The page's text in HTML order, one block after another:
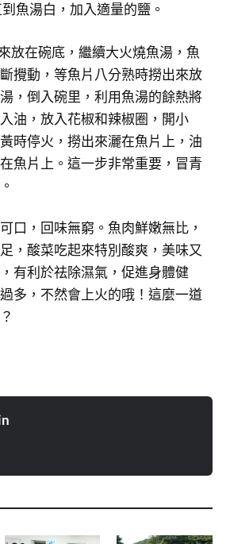
魚湯白，加入適量的鹽。
放在碗底，繼續大火燒魚湯，魚
攪動，等魚片八分熟時撈出來放
，倒入碗里，利用魚湯的餘熱將
油，放入花椒和辣椒圈，開小
時停火，撈出來灑在魚片上，油
魚片上。這一步非常重要，冒青
口，回味無窮。魚肉鮮嫩無比，
，酸菜吃起來特別酸爽，美味又
有利於祛除濕氣，促進身體健
多，不然會上火的哦！這麼一道